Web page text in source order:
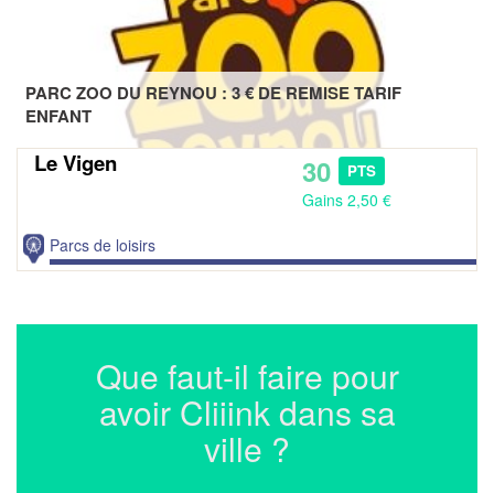
PARC ZOO DU REYNOU : 3 € DE REMISE TARIF
ENFANT
Le Vigen 30 PTS
Gains 2,50 €
Parcs de loisirs
Que faut-il faire pour
avoir Cliiink dans sa
ville ?